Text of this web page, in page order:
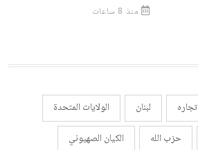
منذ 8 ساعات
تجاره لبنان
الولايات المتحدة
حزب الله الكيان الصهيوني